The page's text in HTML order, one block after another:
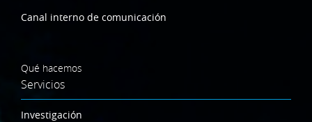
Canal interno de comunicación
Qué hacemos
Servicios
Investigación